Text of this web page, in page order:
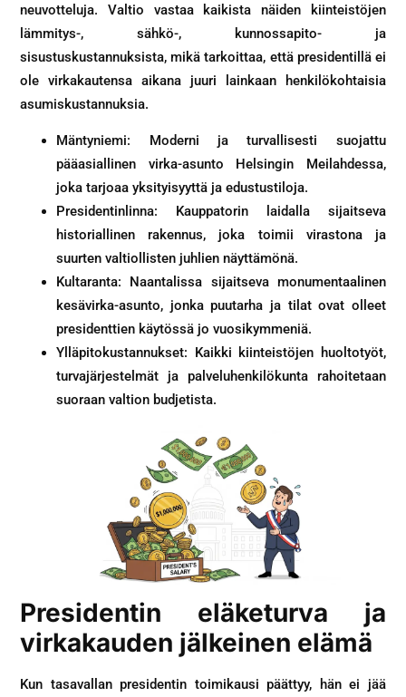
neuvotteluja. Valtio vastaa kaikista näiden kiinteistöjen
lämmitys-, sähkö-, kunnossapito- ja
sisustuskustannuksista, mikä tarkoittaa, että presidentillä ei
ole virkakautensa aikana juuri lainkaan henkilökohtaisia
asumiskustannuksia.
Mäntyniemi: Moderni ja turvallisesti suojattu
pääasiallinen virka-asunto Helsingin Meilahdessa,
joka tarjoaa yksityisyyttä ja edustustiloja.
Presidentinlinna: Kauppatorin laidalla sijaitseva
historiallinen rakennus, joka toimii virastona ja
suurten valtiollisten juhlien näyttämönä.
Kultaranta: Naantalissa sijaitseva monumentaalinen
kesävirka-asunto, jonka puutarha ja tilat ovat olleet
presidenttien käytössä jo vuosikymmeniä.
Ylläpitokustannukset: Kaikki kiinteistöjen huoltotyöt,
turvajärjestelmät ja palveluhenkilökunta rahoitetaan
suoraan valtion budjetista.
Presidentin eläketurva ja
virkakauden jälkeinen elämä
Kun tasavallan presidentin toimikausi päättyy, hän ei jää